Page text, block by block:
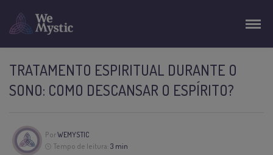
TRATAMENTO ESPIRITUAL DURANTE O
SONO: COMO DESCANSAR O ESPÍRITO?
PorWEMYSTIC
Tempo de leitura: 3 min